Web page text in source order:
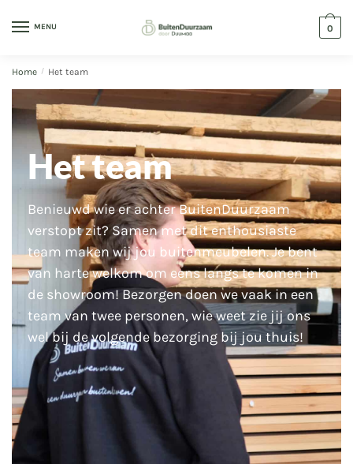
MENU 0
Home / Het team
Het team
Benieuwd wie er achter BuitenDuurzaam
verstopt zit? Samen met dit enthousiaste
team maken wij jou buitenmeubelen. Je bent
van harte welkom om eens langs te komen in
de showroom! Bezorgen doen we vaak in een
team van twee personen, wie weet zie jij ons
wel bij de volgende bezorging bij jou thuis!